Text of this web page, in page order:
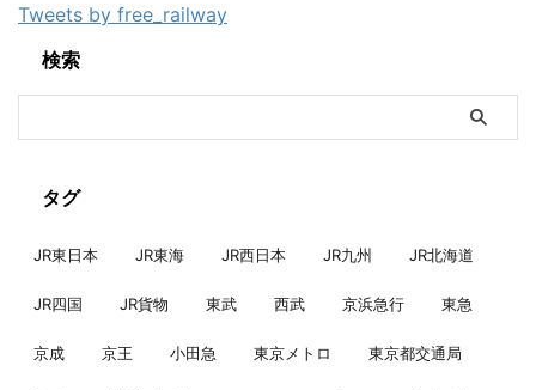
Tweets by free_railway
検索
タグ
JR東日本 JR東海 JR西日本 JR九州 JR北海道
JR四国 JR貨物 東武 西武 京浜急行 東急
京成 京王 小田急 東京メトロ 東京都交通局